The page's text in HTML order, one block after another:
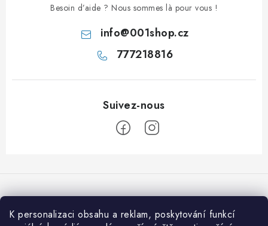
K personalizaci obsahu a reklam, poskytování funkcí
Besoin d’aide ? Nous sommes là pour vous !
info@001shop.cz
777218816
e
Nous acceptons les paiements en ligne